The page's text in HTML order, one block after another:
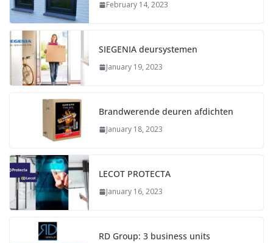
February 14, 2023
SIEGENIA deursystemen
January 19, 2023
Brandwerende deuren afdichten
January 18, 2023
LECOT PROTECTA
January 16, 2023
RD Group: 3 business units